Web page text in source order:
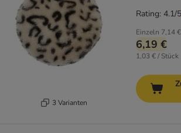
3 Varianten
Einzeln 7,14 €
6,19 €
1,03 € / Stück
Rating: 4.1/5